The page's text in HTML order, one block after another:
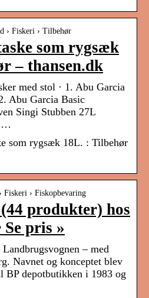
› Fiskeri › Tilbehør
som rygsæk
– thansen.dk
med stol · 1. Abu Garcia
Abu Garcia Basic
Singi Stubben 27L
…
som rygsæk 18L. : Tilbehør
Fiskeri › Fiskopbevaring
produkter) hos
pris »
– med
Navnet og konceptet blev
BP depotbutikken i 1983 og